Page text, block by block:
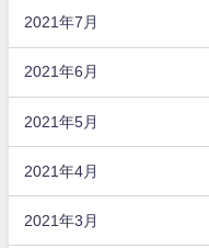
2021年7月
2021年6月
2021年5月
2021年4月
2021年3月